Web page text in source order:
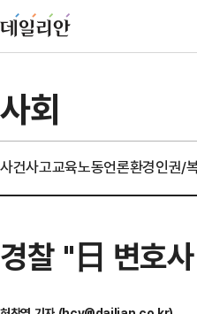
사회
사건사고교육노동언론환경인권/
경찰 "日 변호